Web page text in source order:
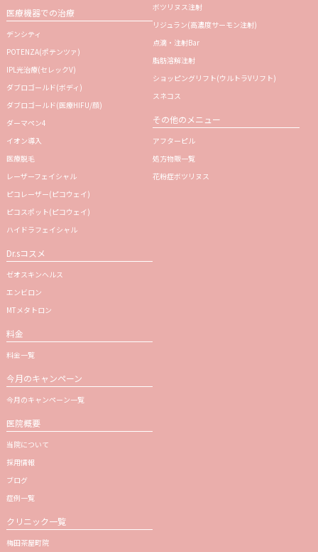
医療機器での治療
デンシティ
POTENZA(ポテンツァ)
IPL光治療(セレックV)
ダブロゴールド(ボディ)
ダブロゴールド(医療HIFU/顔)
ダーマペン4
イオン導入
医療脱毛
レーザーフェイシャル
ピコレーザー(ピコウェイ)
ピコスポット(ピコウェイ)
ハイドラフェイシャル
ボツリヌス注射
リジュラン(高濃度サーモン注射)
点滴・注射Bar
脂肪溶解注射
ショッピングリフト(ウルトラVリフト)
スネコス
その他のメニュー
アフターピル
処方物販一覧
花粉症ボツリヌス
Dr.sコスメ
ゼオスキンヘルス
エンビロン
MTメタトロン
料金
料金一覧
今月のキャンペーン
今月のキャンペーン一覧
医院概要
当院について
採用情報
ブログ
症例一覧
クリニック一覧
梅田茶屋町院